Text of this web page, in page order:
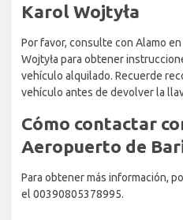
Karol Wojtyła
Por favor, consulte con Alamo
Wojtyła para obtener
vehículo alquilado. Recuerde
vehículo antes de devolver la
Cómo contactar
Aeropuerto de
Para obtener más información,
el 00390805378995.